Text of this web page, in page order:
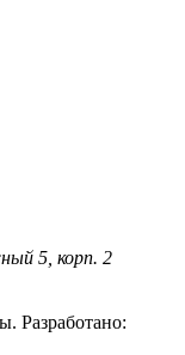
5, корп. 2
Разработано: